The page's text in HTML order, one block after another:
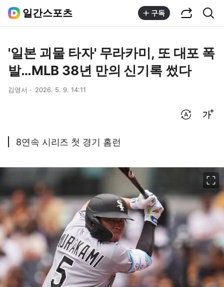
일간스포츠 구독
'일본 괴물 타자' 무라카미, 또 대포 폭
발…MLB 38년 만의 신기록 썼다
김영서 2026. 5. 9. 14:11
8연속 시리즈 첫 경기 홈런